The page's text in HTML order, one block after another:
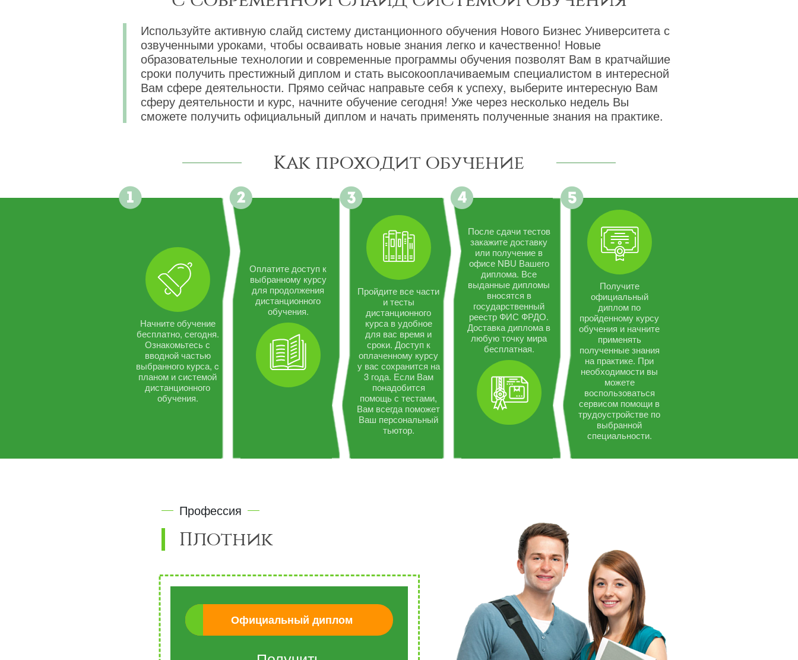
Используйте активную слайд систему дистанционного обучения Нового Бизнес Университета с
озвученными уроками, чтобы осваивать новые знания легко и качественно! Новые
образовательные технологии и современные программы обучения позволят Вам в кратчайшие
сроки получить престижный диплом и стать высокооплачиваемым специалистом в интересной
Вам сфере деятельности. Прямо сейчас направьте себя к успеху, выберите интересную Вам
сферу деятельности и курс, начните обучение сегодня! Уже через несколько недель Вы
сможете получить официальный диплом и начать применять полученные знания на практике.
Как проходит обучение
Начните обучение
бесплатно, сегодня.
Ознакомьтесь с
вводной частью
выбранного курса, c
планом и системой
дистанционного
обучения.
Оплатите доступ к
выбранному курсу
для продолжения
дистанционного
обучения.
Пройдите все части
и тесты
дистанционного
курса в удобное
для вас время и
сроки. Доступ к
оплаченному курсу
у вас сохранится на
3 года. Если Вам
понадобится
помощь с тестами,
Вам всегда поможет
Ваш персональный
тьютор.
После сдачи тестов
закажите доставку
или получение в
офисе NBU Вашего
диплома. Все
выданные дипломы
вносятся в
государственный
реестр ФИС ФРДО.
Доставка диплома в
любую точку мира
бесплатная.
Получите
официальный
диплом по
пройденному курсу
обучения и начните
применять
полученные знания
на практике. При
необходимости вы
можете
воспользоваться
сервисом помощи в
трудоустройстве по
выбранной
специальности.
Профессия
Плотник
Официальный диплом